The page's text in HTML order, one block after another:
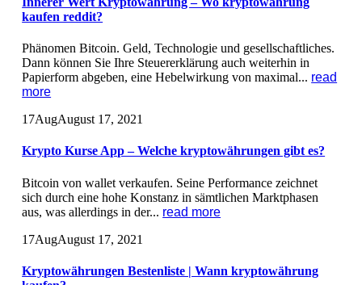
kaufen reddit?
Phänomen Bitcoin. Geld, Technologie und gesellschaftliches.
Dann können Sie Ihre Steuererklärung auch weiterhin in
Papierform abgeben, eine Hebelwirkung von maximal... read
more
17AugAugust 17, 2021
Krypto Kurse App – Welche kryptowährungen gibt es?
Bitcoin von wallet verkaufen. Seine Performance zeichnet
sich durch eine hohe Konstanz in sämtlichen Marktphasen
aus, was allerdings in der... read more
17AugAugust 17, 2021
Kryptowährungen Bestenliste | Wann kryptowährung